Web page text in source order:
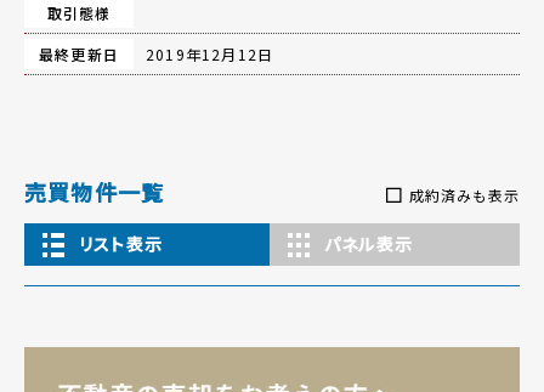
取引態様
最終更新日
2019年12月12日
売買物件一覧 成約済みも表示
リスト表示 パネル表示